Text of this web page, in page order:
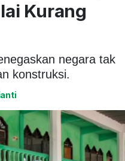
Kurang
negara tak
konstruksi.